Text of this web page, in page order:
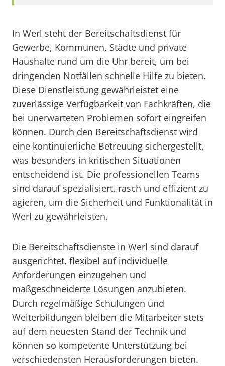
In Werl steht der Bereitschaftsdienst für
Gewerbe, Kommunen, Städte und private
Haushalte rund um die Uhr bereit, um bei
dringenden Notfällen schnelle Hilfe zu bieten.
Diese Dienstleistung gewährleistet eine
zuverlässige Verfügbarkeit von Fachkräften, die
bei unerwarteten Problemen sofort eingreifen
können. Durch den Bereitschaftsdienst wird
eine kontinuierliche Betreuung sichergestellt,
was besonders in kritischen Situationen
entscheidend ist. Die professionellen Teams
sind darauf spezialisiert, rasch und effizient zu
agieren, um die Sicherheit und Funktionalität in
Werl zu gewährleisten.
Die Bereitschaftsdienste in Werl sind darauf
ausgerichtet, flexibel auf individuelle
Anforderungen einzugehen und
maßgeschneiderte Lösungen anzubieten.
Durch regelmäßige Schulungen und
Weiterbildungen bleiben die Mitarbeiter stets
auf dem neuesten Stand der Technik und
können so kompetente Unterstützung bei
verschiedensten Herausforderungen bieten.